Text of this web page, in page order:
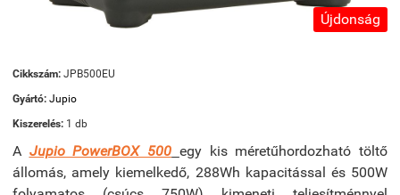
Újdonság
Cikkszám: JPB500EU
Gyártó: Jupio
Kiszerelés: 1 db
A Jupio PowerBOX 500 egy kis méretűhordozható töltő
állomás, amely kiemelkedő, 288Wh kapacitással és 500W